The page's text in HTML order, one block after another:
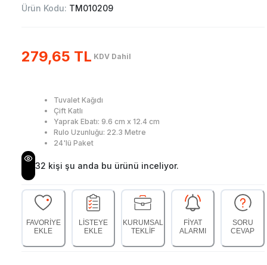
Ürün Kodu: TM010209
279,65 TL KDV Dahil
Tuvalet Kağıdı
Çift Katlı
Yaprak Ebatı: 9.6 cm x 12.4 cm
Rulo Uzunluğu: 22.3 Metre
24'lü Paket
32 kişi şu anda bu ürünü inceliyor.
FAVORİYE
EKLE
LİSTEYE
EKLE
KURUMSAL
TEKLİF
FİYAT
ALARMI
SORU
CEVAP